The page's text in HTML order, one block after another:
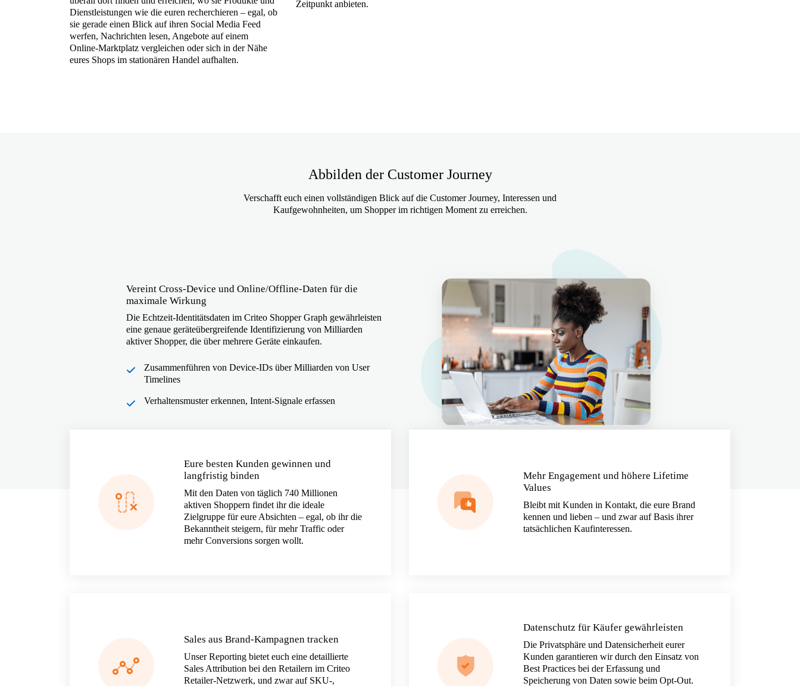
Dienstleistungen wie die euren recherchieren – egal, ob
sie gerade einen Blick auf ihren Social Media Feed
werfen, Nachrichten lesen, Angebote auf einem
Online-Marktplatz vergleichen oder sich in der Nähe
eures Shops im stationären Handel aufhalten.
Zeitpunkt anbieten.
Abbilden der Customer Journey
Verschafft euch einen vollständigen Blick auf die Customer Journey, Interessen und
Kaufgewohnheiten, um Shopper im richtigen Moment zu erreichen.
Vereint Cross-Device und Online/Offline-Daten für die
maximale Wirkung
Die Echtzeit-Identitätsdaten im Criteo Shopper Graph gewährleisten
eine genaue geräteübergreifende Identifizierung von Milliarden
aktiver Shopper, die über mehrere Geräte einkaufen.
Zusammenführen von Device-IDs über Milliarden von User
Timelines
Verhaltensmuster erkennen, Intent-Signale erfassen
Eure besten Kunden gewinnen und
langfristig binden
Mit den Daten von täglich 740 Millionen
aktiven Shoppern findet ihr die ideale
Zielgruppe für eure Absichten – egal, ob ihr die
Bekanntheit steigern, für mehr Traffic oder
mehr Conversions sorgen wollt.
Mehr Engagement und höhere Lifetime
Values
Bleibt mit Kunden in Kontakt, die eure Brand
kennen und lieben – und zwar auf Basis ihrer
tatsächlichen Kaufinteressen.
Sales aus Brand-Kampagnen tracken
Unser Reporting bietet euch eine detaillierte
Sales Attribution bei den Retailern im Criteo
Retailer-Netzwerk, und zwar auf SKU-,
Datenschutz für Käufer gewährleisten
Die Privatsphäre und Datensicherheit eurer
Kunden garantieren wir durch den Einsatz von
Best Practices bei der Erfassung und
Speicherung von Daten sowie beim Opt-Out.